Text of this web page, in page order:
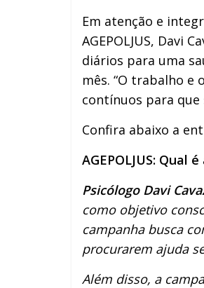
Em atenção e
AGEPOLJUS, Davi
diários para uma
mês. “O trabalho
contínuos para
Confira abaixo a
AGEPOLJUS: Qual
Psicólogo Davi
como objetivo
campanha busca
procurarem ajuda
Além disso, a